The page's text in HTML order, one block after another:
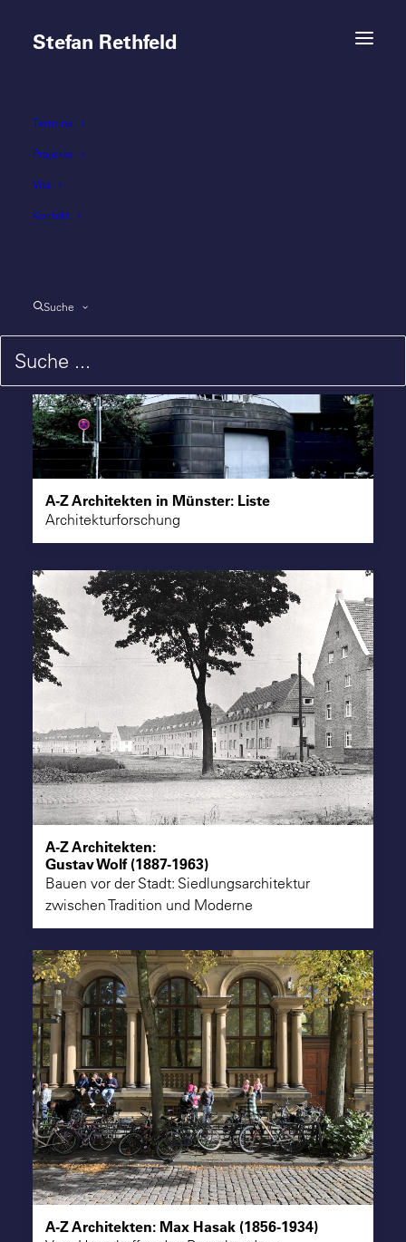
Stefan Rethfeld
Termine
Projekte
Vita
Kontakt
Suche
A-Z Architekten
A-Z Architekten in Münster: Liste
Architekturforschung
A-Z Architekten:
Gustav Wolf (1887-1963)
Bauen vor der Stadt: Siedlungsarchitektur
zwischen Tradition und Moderne
A-Z Architekten: Max Hasak (1856-1934)